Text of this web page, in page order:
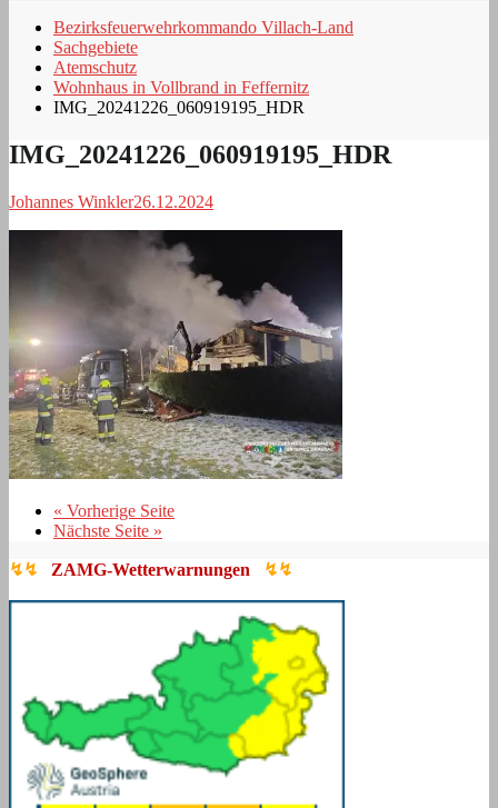
Bezirksfeuerwehrkommando Villach-Land
Sachgebiete
Atemschutz
Wohnhaus in Vollbrand in Feffernitz
IMG_20241226_060919195_HDR
IMG_20241226_060919195_HDR
Johannes Winkler26.12.2024
« Vorherige Seite
Nächste Seite »
↯↯ ZAMG-Wetterwarnungen ↯↯